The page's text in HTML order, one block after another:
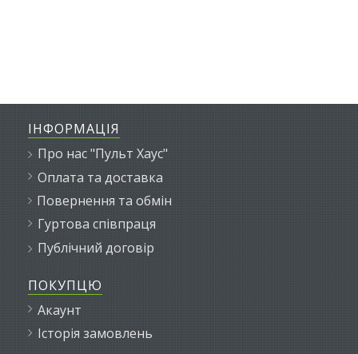
ІНФОРМАЦІЯ
Про нас "Пульт Хаус"
Оплата та доставка
Повернення та обмін
Гуртова співпраця
Публічний договір
ПОКУПЦЮ
Акаунт
Історія замовлень